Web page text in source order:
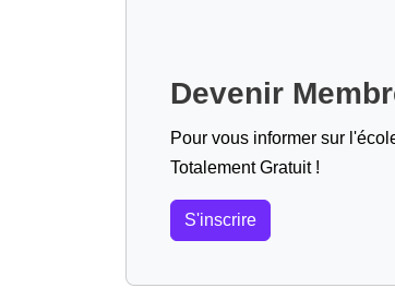
Devenir
Pour vous informer sur
Totalement Gratuit !
S'inscrire